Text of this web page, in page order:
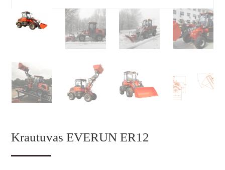
Krautuvas EVERUN ER12